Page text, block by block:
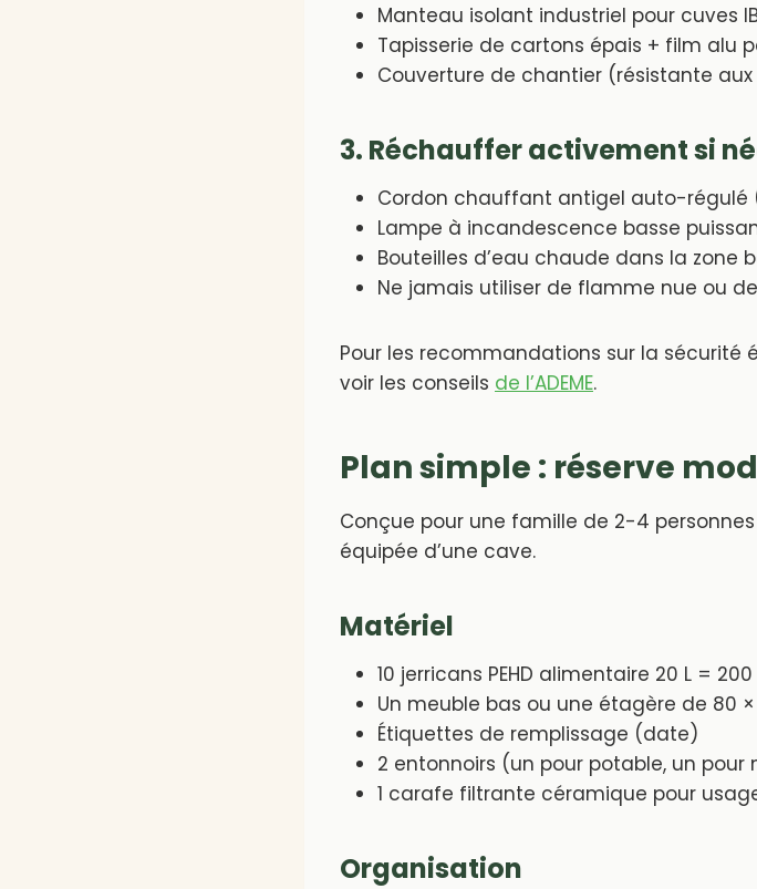
Manteau isolant industriel pour cuves
Tapisserie de cartons épais + film alu
Couverture de chantier (résistante aux
3. Réchauffer activement si
Cordon chauffant antigel auto-régulé
Lampe à incandescence basse
Bouteilles d’eau chaude dans la zone
Ne jamais utiliser de flamme nue ou
Pour les recommandations sur la sécurité
voir les conseils de l’ADEME.
Plan simple : réserve
Conçue pour une famille de 2-4
équipée d’une cave.
Matériel
10 jerricans PEHD alimentaire 20 L = 200
Un meuble bas ou une étagère de 80
Étiquettes de remplissage (date)
2 entonnoirs (un pour potable, un pour
1 carafe filtrante céramique pour
Organisation